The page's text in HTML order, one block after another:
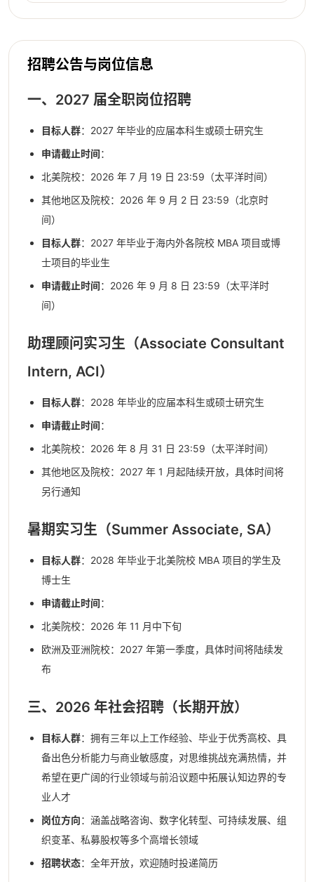
招聘公告与岗位信息
一、2027 届全职岗位招聘
目标人群：2027 年毕业的应届本科生或硕士研究生
申请截止时间：
北美院校：2026 年 7 月 19 日 23:59（太平洋时间）
其他地区及院校：2026 年 9 月 2 日 23:59（北京时
间）
目标人群：2027 年毕业于海内外各院校 MBA 项目或博
士项目的毕业生
申请截止时间：2026 年 9 月 8 日 23:59（太平洋时
间）
助理顾问实习生（Associate Consultant
Intern, ACI）
目标人群：2028 年毕业的应届本科生或硕士研究生
申请截止时间：
北美院校：2026 年 8 月 31 日 23:59（太平洋时间）
其他地区及院校：2027 年 1 月起陆续开放，具体时间将
另行通知
暑期实习生（Summer Associate, SA）
目标人群：2028 年毕业于北美院校 MBA 项目的学生及
博士生
申请截止时间：
北美院校：2026 年 11 月中下旬
欧洲及亚洲院校：2027 年第一季度，具体时间将陆续发
布
三、2026 年社会招聘（长期开放）
目标人群：拥有三年以上工作经验、毕业于优秀高校、具
备出色分析能力与商业敏感度，对思维挑战充满热情，并
希望在更广阔的行业领域与前沿议题中拓展认知边界的专
业人才
岗位方向：涵盖战略咨询、数字化转型、可持续发展、组
织变革、私募股权等多个高增长领域
招聘状态：全年开放，欢迎随时投递简历